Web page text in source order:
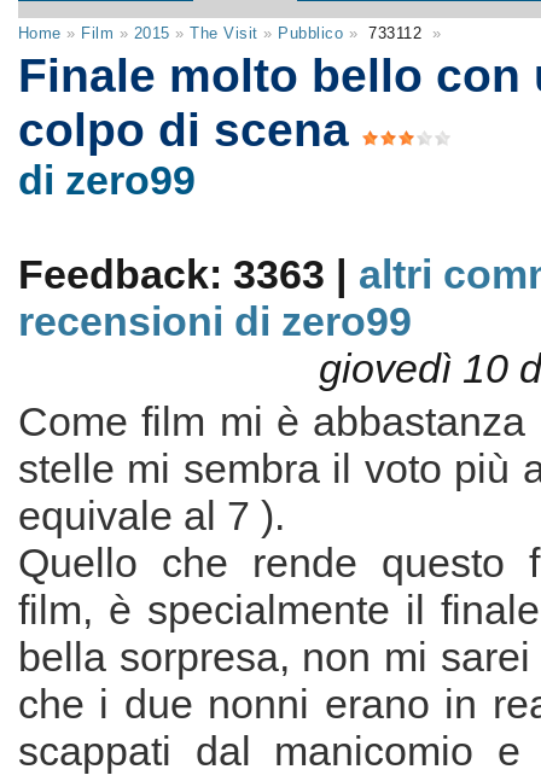
Home » Film » 2015 »The Visit » Pubblico » 733112 »
Finale molto bello con
colpo di scena
di zero99
Feedback: 3363 | altri
recensioni di zero99
giovedì 10
Come film mi è
stelle mi sembra il voto più
equivale al 7 ).
Quello che rende questo
film, è specialmente il
bella sorpresa, non mi
che i due nonni erano in
scappati dal manicomio e